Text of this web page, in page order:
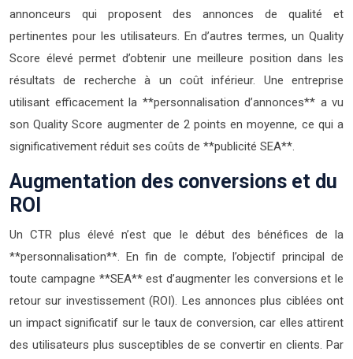
annonceurs qui proposent des annonces de qualité et
pertinentes pour les utilisateurs. En d’autres termes, un Quality
Score élevé permet d’obtenir une meilleure position dans les
résultats de recherche à un coût inférieur. Une entreprise
utilisant efficacement la **personnalisation d’annonces** a vu
son Quality Score augmenter de 2 points en moyenne, ce qui a
significativement réduit ses coûts de **publicité SEA**.
Augmentation des conversions et du
ROI
Un CTR plus élevé n’est que le début des bénéfices de la
**personnalisation**. En fin de compte, l’objectif principal de
toute campagne **SEA** est d’augmenter les conversions et le
retour sur investissement (ROI). Les annonces plus ciblées ont
un impact significatif sur le taux de conversion, car elles attirent
des utilisateurs plus susceptibles de se convertir en clients. Par